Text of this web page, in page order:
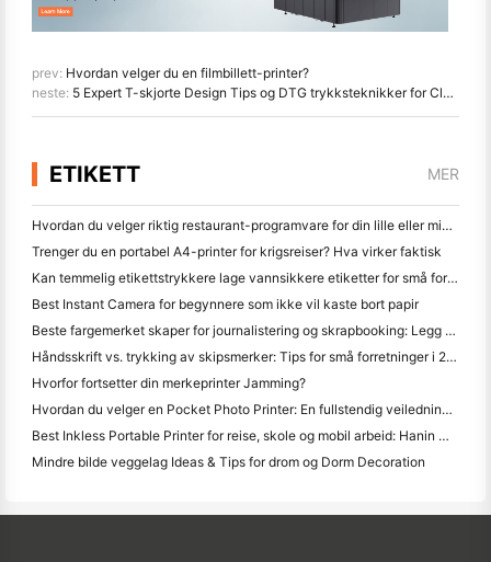
prev: Hvordan velger du en filmbillett-printer?
neste: 5 Expert T-skjorte Design Tips og DTG trykksteknikker for Clothing Factories and Design Studios
ETIKETT MER
Hvordan du velger riktig restaurant-programvare for din lille eller middelsstørrelse Restaurant
Trenger du en portabel A4-printer for krigsreiser? Hva virker faktisk
Kan temmelig etikettstrykkere lage vannsikkere etiketter for små forretningsprodukter?
Best Instant Camera for begynnere som ikke vil kaste bort papir
Beste fargemerket skaper for journalistering og skrapbooking: Legg mer farge til hver side
Håndsskrift vs. trykking av skipsmerker: Tips for små forretninger i 2026
Hvorfor fortsetter din merkeprinter Jamming?
Hvordan du velger en Pocket Photo Printer: En fullstendig veiledning for journalistering, reise og iPhone brukere
Best Inkless Portable Printer for reise, skole og mobil arbeid: Hanin MT620 Pro-review
Mindre bilde veggelag Ideas & Tips for drom og Dorm Decoration